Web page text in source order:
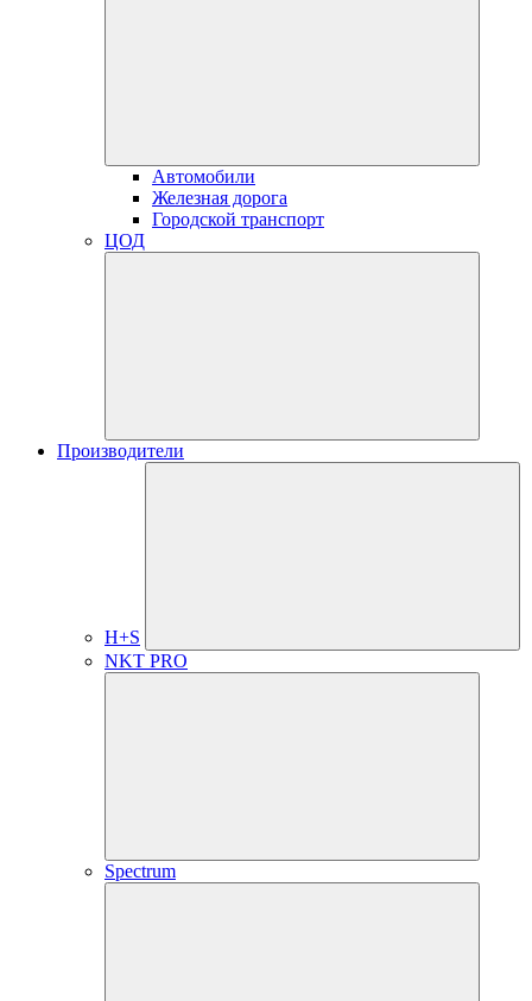
Автомобили
Железная дорога
Городской транспорт
ЦОД
Производители
H+S
NKT PRO
Spectrum